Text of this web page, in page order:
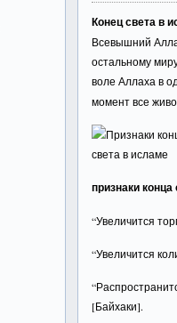
Конец света в
Всевышний
остальному
воле Аллаха в
момент все
признаки
“Увеличится
“Увеличится
[Байхаки].